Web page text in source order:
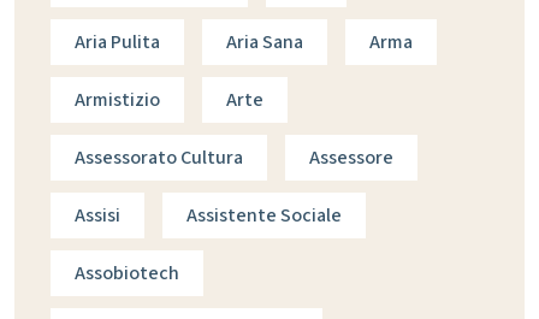
Aria Pulita Aria Sana Arma
Armistizio Arte
Assessorato Cultura Assessore
Assisi Assistente Sociale
Assobiotech